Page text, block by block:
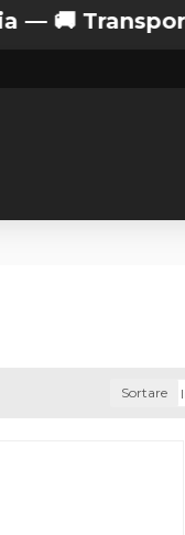
gratuit
Sortare